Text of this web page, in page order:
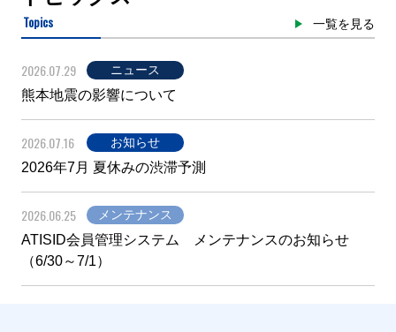
Topics 一覧を見る
2026.07.29 ニュース
熊本地震の影響について
2026.07.16 お知らせ
2026年7月 夏休みの渋滞予測
2026.06.25 メンテナンス
ATISID会員管理システム メンテナンスのお知らせ
（6/30～7/1）